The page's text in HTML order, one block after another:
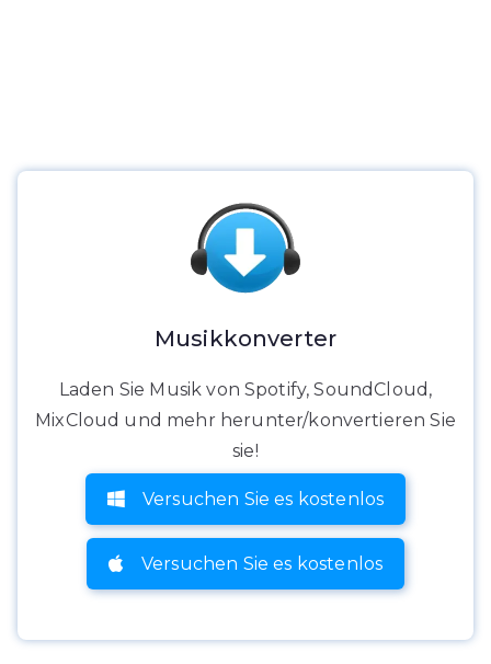
Musikkonverter
Laden Sie Musik von Spotify, SoundCloud,
MixCloud und mehr herunter/konvertieren Sie
sie!
Versuchen Sie es kostenlos
Versuchen Sie es kostenlos